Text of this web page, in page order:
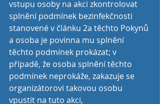
vstupu osoby na akci zkontrolovat
splnění podmínek bezinfekčnosti
stanovené v článku 2a těchto Pokynů
a osoba je povinna mu splnění
těchto podmínek prokázat; v
případě, že osoba splnění těchto
podmínek neprokáže, zakazuje se
organizátorovi takovou osobu
vpustit na tuto akci,